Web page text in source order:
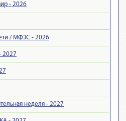
- 2026
/ МФЭС - 2026
2027
неделя - 2027